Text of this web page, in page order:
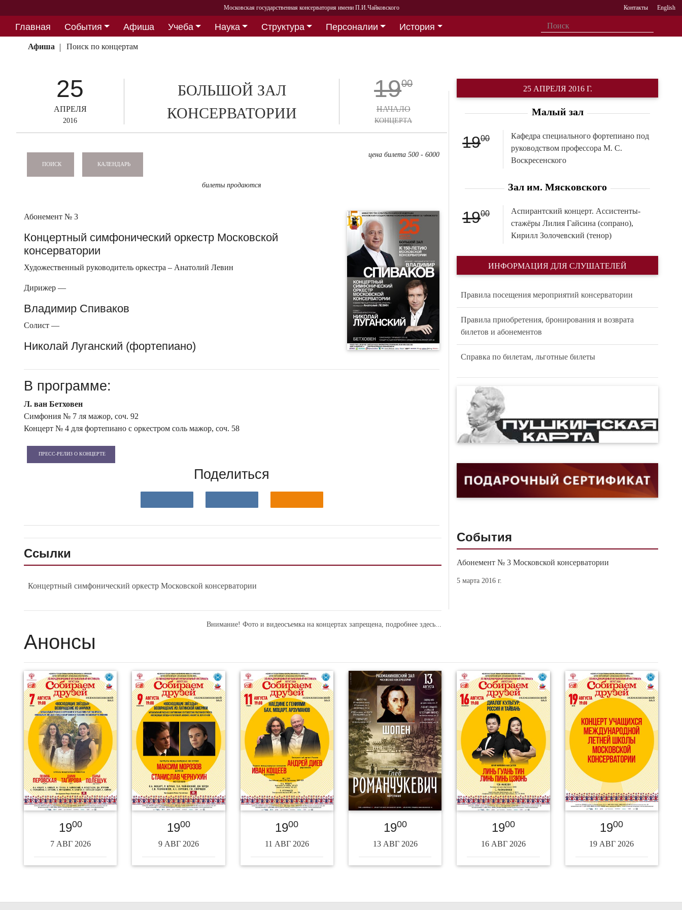
Московская государственная консерватория имени П.И.Чайковского Контакты English
Главная События Афиша Учеба Наука Структура Персоналии
История
Партнерство
Афиша Поиск по концертам
25
АПРЕЛЯ
2016
БОЛЬШОЙ ЗАЛ
КОНСЕРВАТОРИИ
1900
НАЧАЛО
КОНЦЕРТА
ПОИСК КАЛЕНДАРЬ
цена билета 500 - 6000
билеты продаются
Абонемент № 3
Концертный симфонический оркестр Московской
консерватории
Художественный руководитель оркестра – Анатолий Левин
Дирижер —
Владимир Спиваков
Солист —
Николай Луганский (фортепиано)
В программе:
Л. ван Бетховен
Симфония № 7 ля мажор, соч. 92
Концерт № 4 для фортепиано с оркестром соль мажор, соч. 58
ПРЕСС-РЕЛИЗ О КОНЦЕРТЕ
Поделиться
Ссылки
Концертный симфонический оркестр Московской консерватории
Внимание! Фото и видеосъемка на концертах запрещена,подробнее здесь...
25 АПРЕЛЯ 2016 Г.
Малый зал
1900
Кафедра специального фортепиано под
руководством профессора М. С.
Воскресенского
Зал им. Мясковского
1900
Аспирантский концерт. Ассистенты-
стажёры Лилия Гайсина (сопрано),
Кирилл Золочевский (тенор)
ИНФОРМАЦИЯ ДЛЯ СЛУШАТЕЛЕЙ
Правила посещения мероприятий консерватории
Правила приобретения, бронирования и возврата
билетов и абонементов
Справка по билетам, льготные билеты
События
Абонемент № 3 Московской консерватории
5 марта 2016 г.
Анонсы
1900
7 АВГ 2026
1900
9 АВГ 2026
1900
11 АВГ 2026
1900
13 АВГ 2026
1900
16 АВГ 2026
1900
19 АВГ 2026